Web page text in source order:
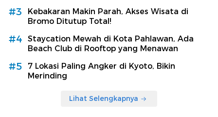
#3
Kebakaran Makin Parah, Akses Wisata di
Bromo Ditutup Total!
#4
Staycation Mewah di Kota Pahlawan, Ada
Beach Club di Rooftop yang Menawan
#5
7 Lokasi Paling Angker di Kyoto, Bikin
Merinding
Lihat Selengkapnya